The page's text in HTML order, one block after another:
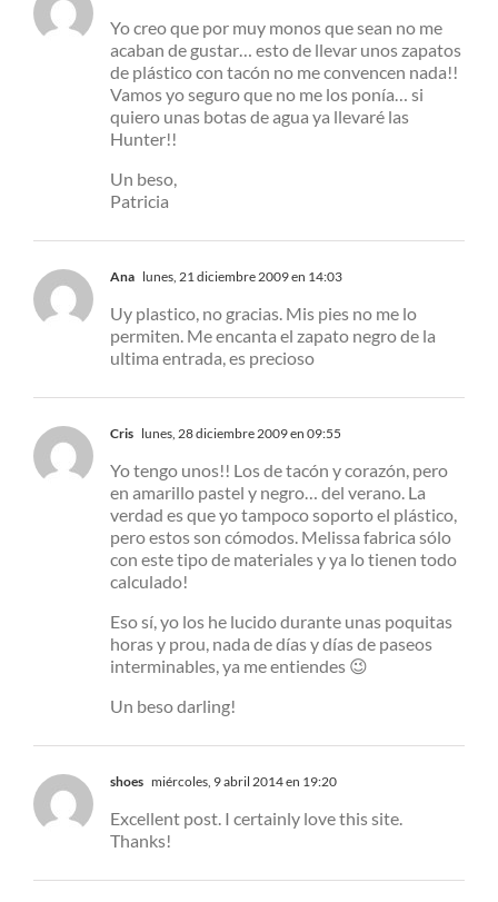
Yo creo que por muy monos que sean no me
acaban de gustar… esto de llevar unos zapatos
de plástico con tacón no me convencen nada!!
Vamos yo seguro que no me los ponía… si
quiero unas botas de agua ya llevaré las
Hunter!!
Un beso,
Patricia
Ana lunes, 21 diciembre 2009 en 14:03
Uy plastico, no gracias. Mis pies no me lo
permiten. Me encanta el zapato negro de la
ultima entrada, es precioso
Cris lunes, 28 diciembre 2009 en 09:55
Yo tengo unos!! Los de tacón y corazón, pero
en amarillo pastel y negro… del verano. La
verdad es que yo tampoco soporto el plástico,
pero estos son cómodos. Melissa fabrica sólo
con este tipo de materiales y ya lo tienen todo
calculado!
Eso sí, yo los he lucido durante unas poquitas
horas y prou, nada de días y días de paseos
interminables, ya me entiendes 😉
Un beso darling!
shoes miércoles, 9 abril 2014 en 19:20
Excellent post. I certainly love this site.
Thanks!